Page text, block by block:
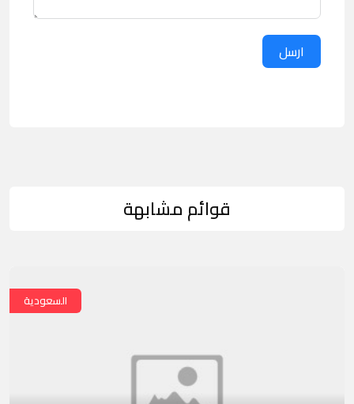
ارسل
قوائم مشابهة
السعودية